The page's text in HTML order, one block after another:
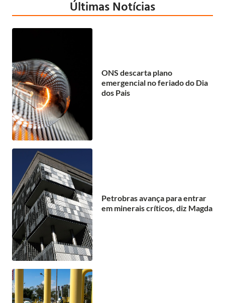
Últimas Notícias
ONS descarta plano
emergencial no feriado do Dia
dos Pais
Petrobras avança para entrar
em minerais críticos, diz Magda